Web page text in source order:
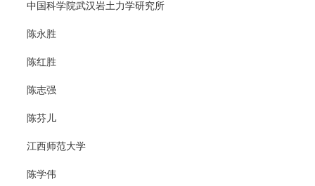
中国科学院武汉岩土力学研究所
陈永胜
陈红胜
陈志强
陈芬儿
江西师范大学
陈学伟